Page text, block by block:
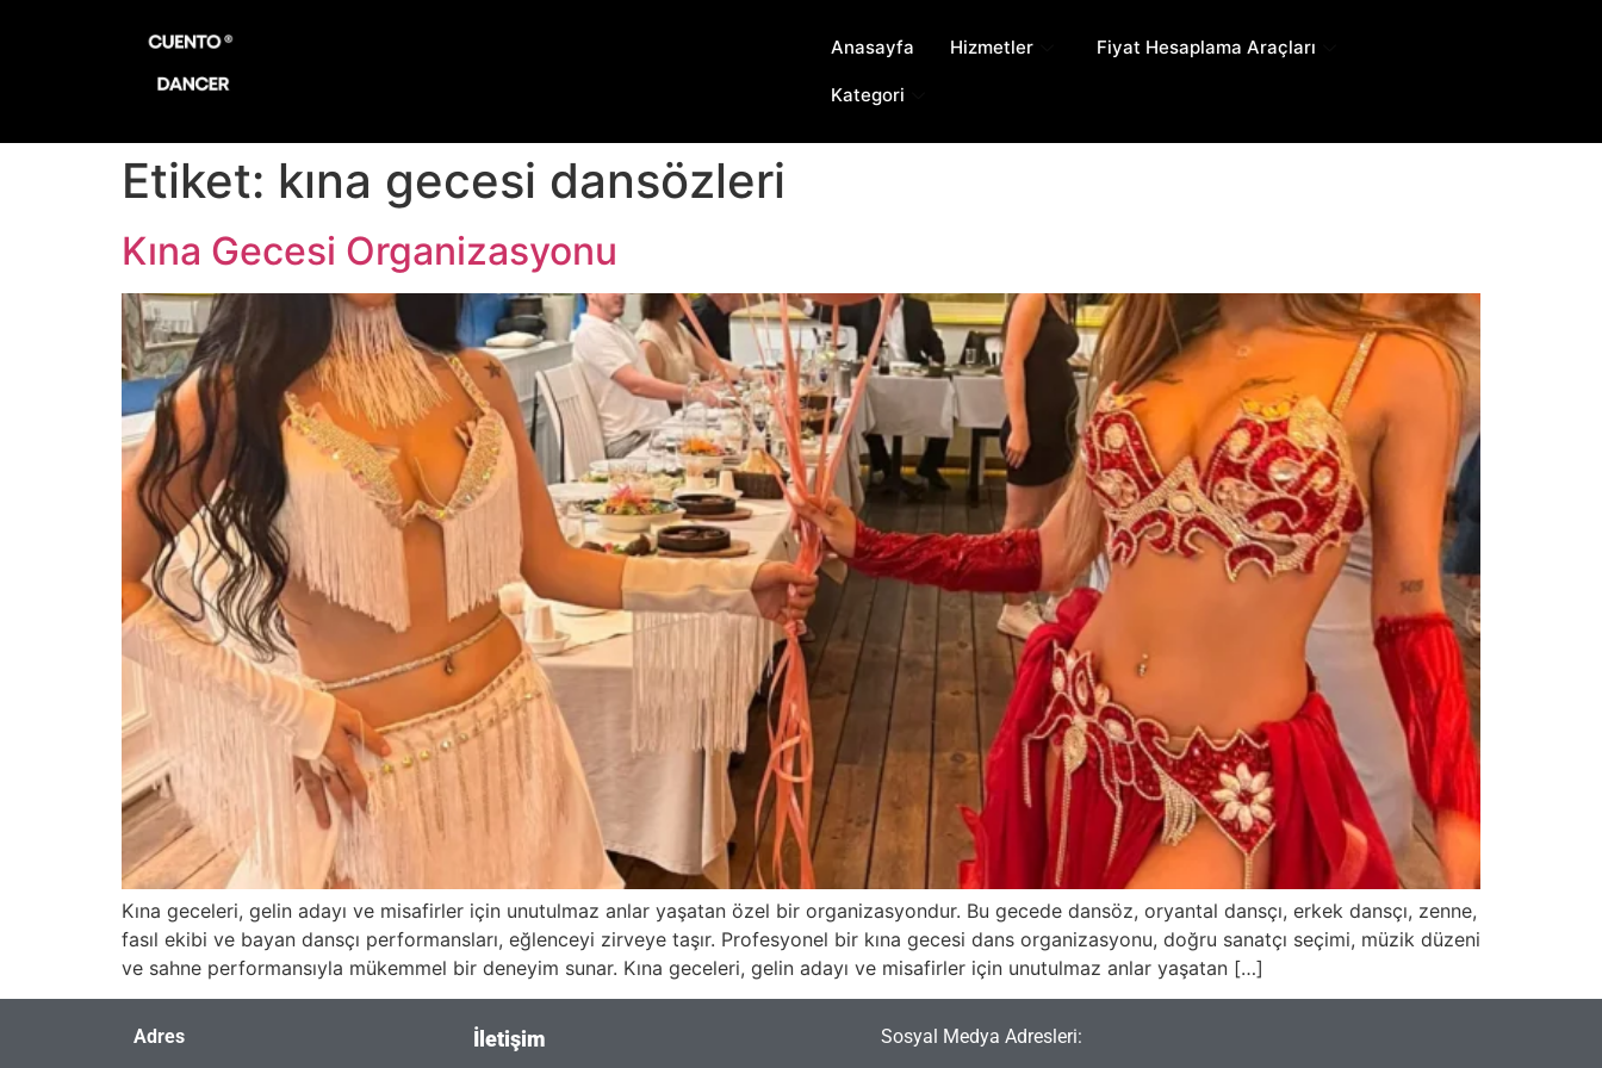
Anasayfa Hizmetler Fiyat Hesaplama Araçları
Kategori
Etiket: kına gecesi dansözleri
Kına Gecesi Organizasyonu
Kına geceleri, gelin adayı ve misafirler için unutulmaz anlar yaşatan özel bir organizasyondur. Bu gecede dansöz, oryantal dansçı, erkek dansçı, zenne,
fasıl ekibi ve bayan dansçı performansları, eğlenceyi zirveye taşır. Profesyonel bir kına gecesi dans organizasyonu, doğru sanatçı seçimi, müzik düzeni
ve sahne performansıyla mükemmel bir deneyim sunar. Kına geceleri, gelin adayı ve misafirler için unutulmaz anlar yaşatan […]
Adres İletişim Sosyal Medya Adresleri: